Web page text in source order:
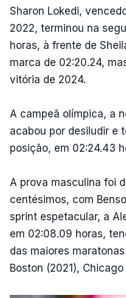
Sharon Lokedi,
2022, terminou na
horas, à frente de
marca de 02:20.24,
vitória de 2024.
A campeã olímpica, a
acabou por desiludir e
posição, em 02:24.43
A prova masculina foi
centésimos, com
sprint espetacular, a
em 02:08.09 horas,
das maiores
Boston (2021),